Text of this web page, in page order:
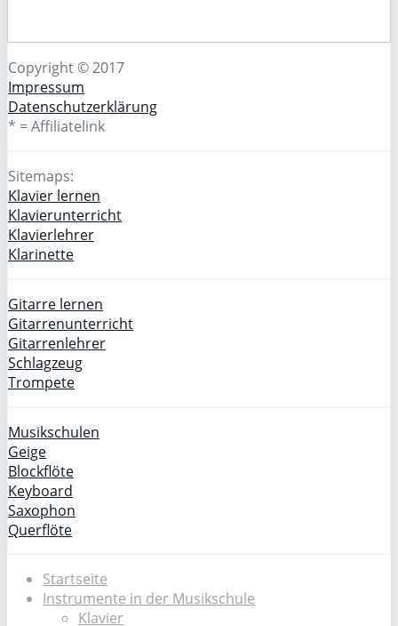
Copyright © 2017
Impressum
Datenschutzerklärung
* = Affiliatelink
Sitemaps:
Klavier lernen
Klavierunterricht
Klavierlehrer
Klarinette
Gitarre lernen
Gitarrenunterricht
Gitarrenlehrer
Schlagzeug
Trompete
Musikschulen
Geige
Blockflöte
Keyboard
Saxophon
Querflöte
Startseite
Instrumente in der Musikschule
Klavier